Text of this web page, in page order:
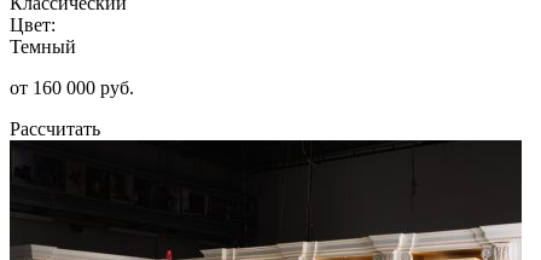
Цвет:
Темный
от 160 000 руб.
Рассчитать